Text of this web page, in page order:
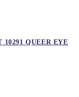
10291 QUEER EYE